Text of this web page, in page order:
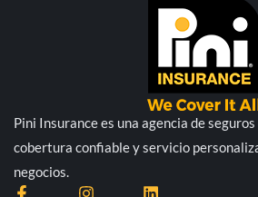
Pini Insurance es una agencia de
cobertura confiable y servicio
negocios.
F I L